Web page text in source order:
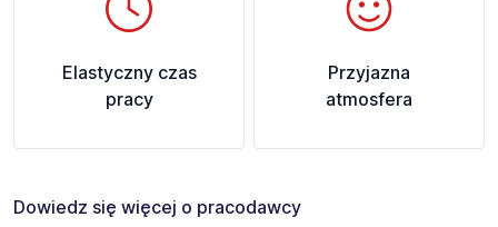
Elastyczny czas
pracy
Przyjazna
atmosfera
Dowiedz się więcej o pracodawcy